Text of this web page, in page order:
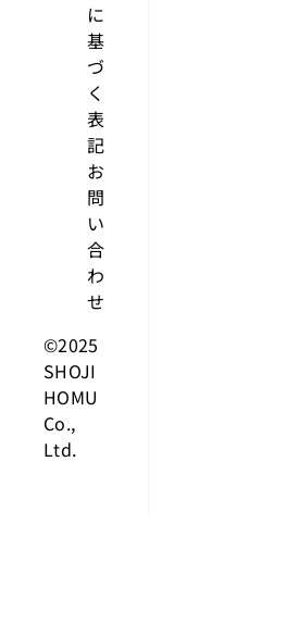
に
基
づ
く
表
記
お
問
い
合
わ
せ
©2025
SHOJI
HOMU
Co.,
Ltd.